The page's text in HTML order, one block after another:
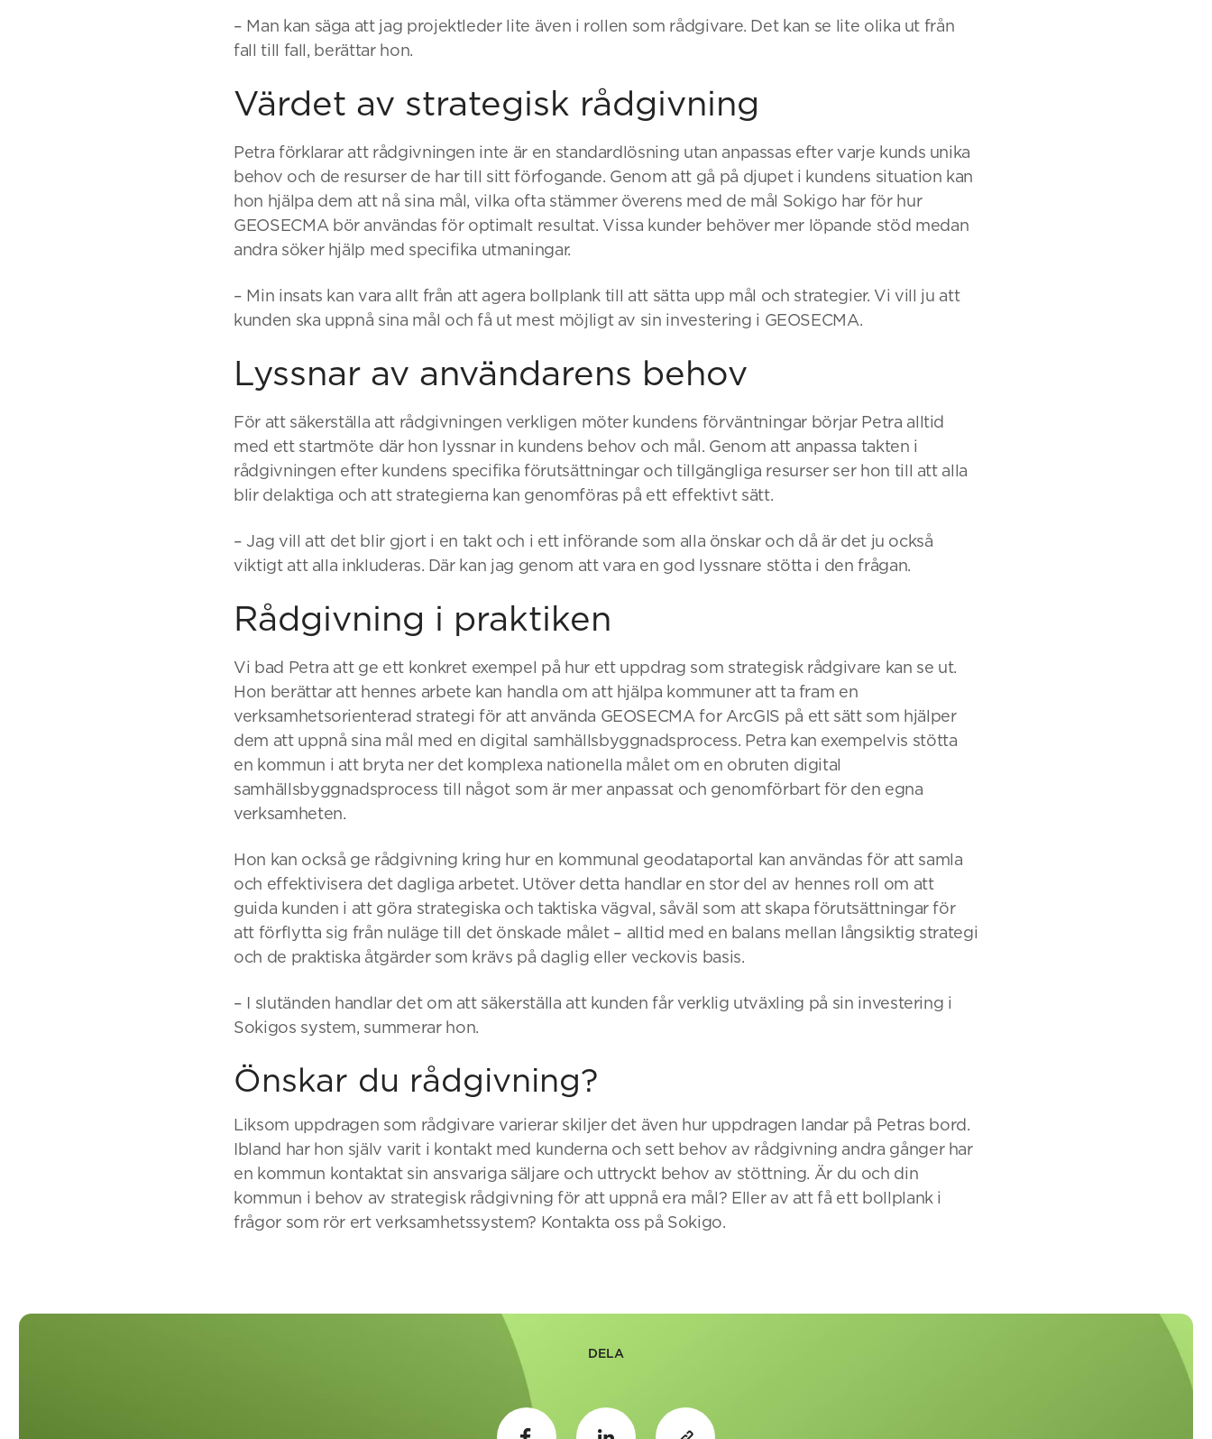
– Man kan säga att jag projektleder lite även i rollen som rådgivare. Det kan se lite olika ut från
fall till fall, berättar hon.
Värdet av strategisk rådgivning
Petra förklarar att rådgivningen inte är en standardlösning utan anpassas efter varje kunds unika
behov och de resurser de har till sitt förfogande. Genom att gå på djupet i kundens situation kan
hon hjälpa dem att nå sina mål, vilka ofta stämmer överens med de mål Sokigo har för hur
GEOSECMA bör användas för optimalt resultat. Vissa kunder behöver mer löpande stöd medan
andra söker hjälp med specifika utmaningar.
– Min insats kan vara allt från att agera bollplank till att sätta upp mål och strategier. Vi vill ju att
kunden ska uppnå sina mål och få ut mest möjligt av sin investering i GEOSECMA.
Lyssnar av användarens behov
För att säkerställa att rådgivningen verkligen möter kundens förväntningar börjar Petra alltid
med ett startmöte där hon lyssnar in kundens behov och mål. Genom att anpassa takten i
rådgivningen efter kundens specifika förutsättningar och tillgängliga resurser ser hon till att alla
blir delaktiga och att strategierna kan genomföras på ett effektivt sätt.
– Jag vill att det blir gjort i en takt och i ett införande som alla önskar och då är det ju också
viktigt att alla inkluderas. Där kan jag genom att vara en god lyssnare stötta i den frågan.
Rådgivning i praktiken
Vi bad Petra att ge ett konkret exempel på hur ett uppdrag som strategisk rådgivare kan se ut.
Hon berättar att hennes arbete kan handla om att hjälpa kommuner att ta fram en
verksamhetsorienterad strategi för att använda GEOSECMA for ArcGIS på ett sätt som hjälper
dem att uppnå sina mål med en digital samhällsbyggnadsprocess. Petra kan exempelvis stötta
en kommun i att bryta ner det komplexa nationella målet om en obruten digital
samhällsbyggnadsprocess till något som är mer anpassat och genomförbart för den egna
verksamheten.
Hon kan också ge rådgivning kring hur en kommunal geodataportal kan användas för att samla
och effektivisera det dagliga arbetet. Utöver detta handlar en stor del av hennes roll om att
guida kunden i att göra strategiska och taktiska vägval, såväl som att skapa förutsättningar för
att förflytta sig från nuläge till det önskade målet – alltid med en balans mellan långsiktig strategi
och de praktiska åtgärder som krävs på daglig eller veckovis basis.
– I slutänden handlar det om att säkerställa att kunden får verklig utväxling på sin investering i
Sokigos system, summerar hon.
Önskar du rådgivning?
Liksom uppdragen som rådgivare varierar skiljer det även hur uppdragen landar på Petras bord.
Ibland har hon själv varit i kontakt med kunderna och sett behov av rådgivning andra gånger har
en kommun kontaktat sin ansvariga säljare och uttryckt behov av stöttning. Är du och din
kommun i behov av strategisk rådgivning för att uppnå era mål? Eller av att få ett bollplank i
frågor som rör ert verksamhetssystem? Kontakta oss på Sokigo.
DELA